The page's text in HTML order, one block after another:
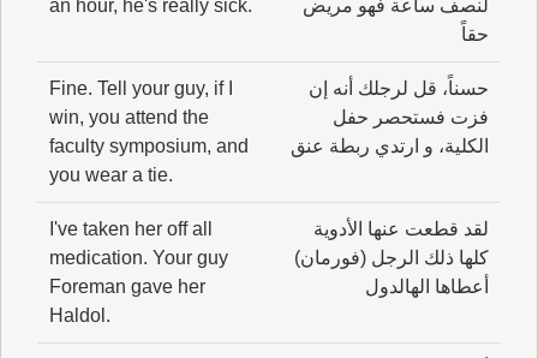
لنصف ساعة فهو مريض
حقاً
an hour, he's really sick.
حسناً، قل لرجلك أنه إن
فزت فستحصر حفل
الكلية، و ارتدي ربطة عنق
Fine. Tell your guy, if I
win, you attend the
faculty symposium, and
you wear a tie.
لقد قطعت عنها الأدوية
كلها ذلك الرجل (فورمان)
أعطاها الهالدول
I've taken her off all
medication. Your guy
Foreman gave her
Haldol.